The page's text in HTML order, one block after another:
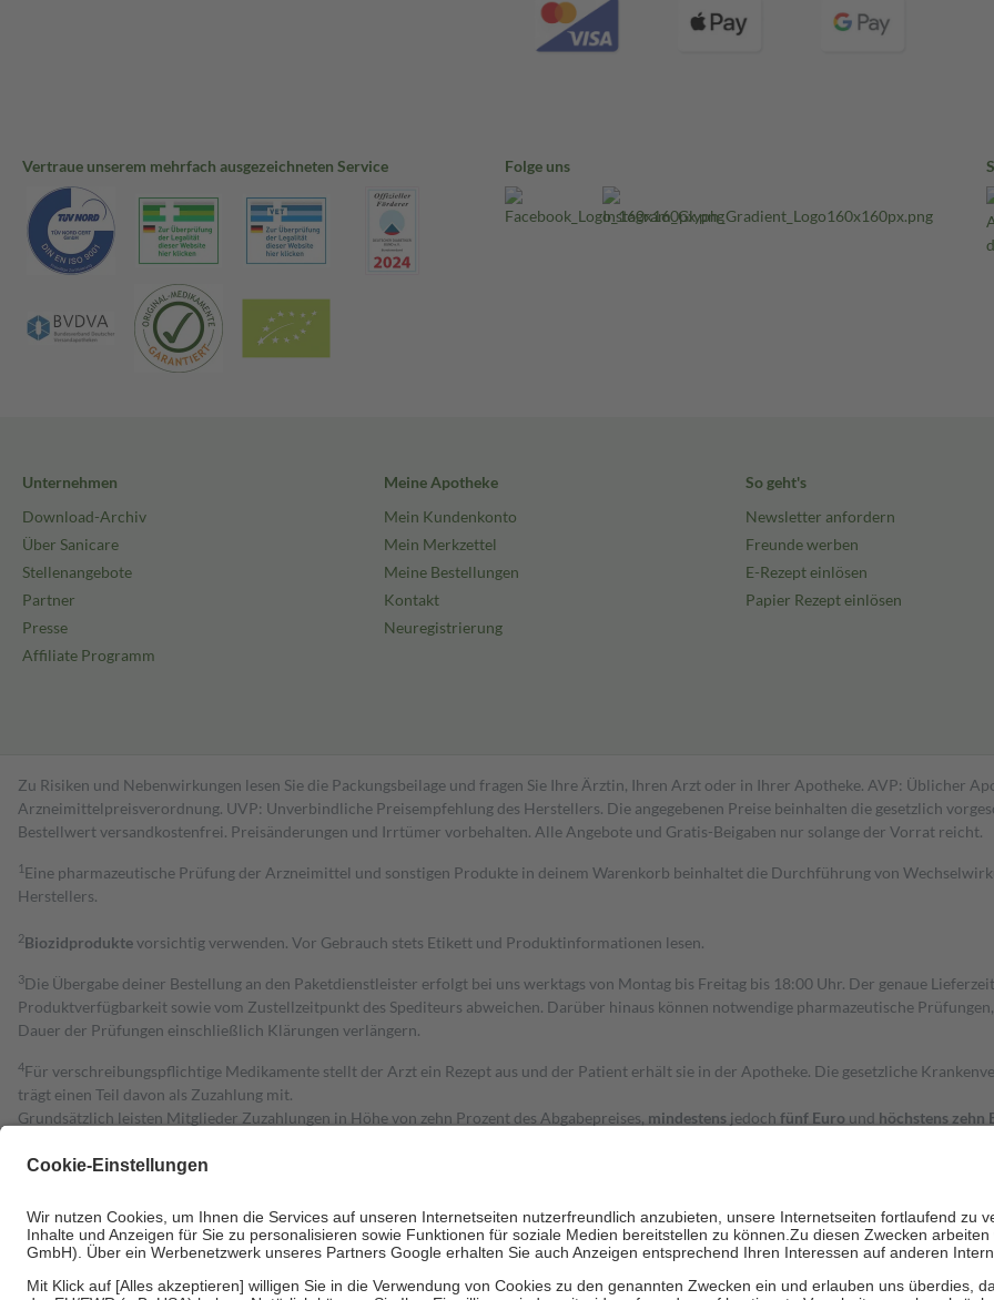
Vertraue unserem mehrfach ausgezeichneten Service Folge uns
Unternehmen
Download-Archiv
Über Sanicare
Stellenangebote
Partner
Presse
Affiliate Programm
Meine Apotheke
Mein Kundenkonto
Mein Merkzettel
Meine Bestellungen
Kontakt
Neuregistrierung
So geht's
Newsletter anfordern
Freunde werben
E-Rezept einlösen
Papier Rezept einlösen
Zu Risiken und Nebenwirkungen lesen Sie die Packungsbeilage und fragen Sie Ihre Ärztin, Ihren Arzt oder in Ihrer Apotheke. AVP: Üblicher
Arzneimittelpreisverordnung. UVP: Unverbindliche Preisempfehlung des Herstellers. Die angegebenen Preise beinhalten die gesetzlich
Bestell­wert versand­kosten­frei. Preisänderungen und Irrtümer vorbehalten. Alle Angebote und Gratis-Beigaben nur solange der Vorrat reicht.
1 Eine pharmazeutische Prüfung der Arzneimittel und sonstigen Produkte in deinem Warenkorb beinhaltet die Durchführung von
Herstellers.
2Biozidproduktevorsichtig verwenden. Vor Gebrauch stets Etikett und Produktinformationen lesen.
3Die Übergabe deiner Bestellung an den Paketdienstleister erfolgt bei uns werktags von Montag bis Freitag bis 18:00 Uhr. Der genaue
Produktverfügbarkeit sowie vom Zustellzeitpunkt des Spediteurs abweichen. Darüber hinaus können notwendige pharmazeutische
Dauer der Prüfungen einschließlich Klärungen verlängern.
4Für verschreibungspflichtige Medikamente stellt der Arzt ein Rezept aus und der Patient erhält sie in der Apotheke. Die gesetzliche
trägt einen Teil davon als Zuzahlung mit.
Grundsätzlich leisten Mitglieder Zuzahlungen in Höhe von zehn Prozent des Abgabepreises, mindestens jedoch fünf Euro und höchstens zehn
Diese Regeln gelten grundsätzlich auch für Online-Apotheken.
Um das Engagement der Versicherten für ihre eigene Gesundheit zu stärken und die besondere Stellung der Familie zu unterstützen, fallen
• Kindern und Jugendlichen bis zum vollendeten 18. Lebensjahr mit Ausnahme der Fahrkosten
• Untersuchungen zur Vorsorge und Früherkennung, die von der GKV getragen werden
• empfohlenen Schutzimpfungen